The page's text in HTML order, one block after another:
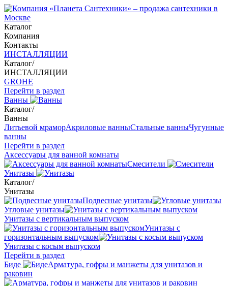
Каталог
Компания
Контакты
ИНСТАЛЛЯЦИИ
Каталог/
ИНСТАЛЛЯЦИИ
GROHE
Перейти в раздел
Ванны
Каталог/
Ванны
Литьевой мраморАкриловые ванныСтальные ванныЧугунные
ванны
Перейти в раздел
Аксессуары для ванной комнаты
Смесители
Унитазы
Каталог/
Унитазы
Подвесные унитазы
Угловые унитазы
Унитазы с вертикальным выпуском
Унитазы с
горизонтальным выпуском
Унитазы с косым выпуском
Перейти в раздел
Биде
Арматура, гофры и манжеты для унитазов и
раковин